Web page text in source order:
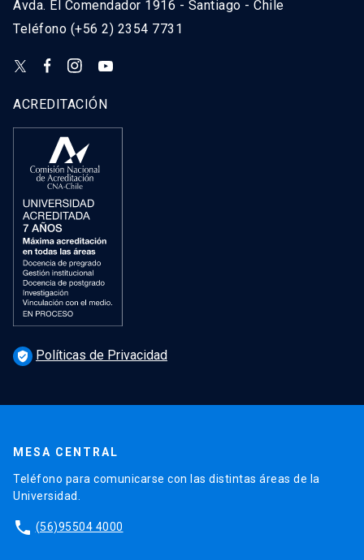
Avda. El Comendador 1916 - Santiago - Chile
Teléfono (+56 2) 2354 7731
ACREDITACIÓN
verified_user Políticas de Privacidad
MESA CENTRAL
Teléfono para comunicarse con las distintas áreas de la
Universidad.
phone (56)95504 4000